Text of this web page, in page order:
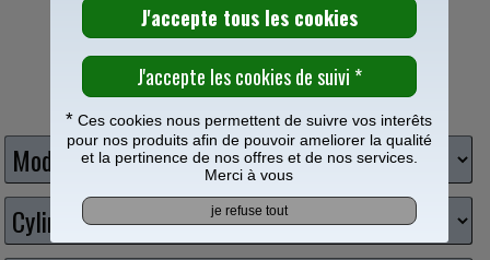
Choisissez votre moto
* Ces cookies nous permettent de suivre vos interêts
pour nos produits afin de pouvoir ameliorer la qualité
et la pertinence de nos offres et de nos services.
Merci à vous